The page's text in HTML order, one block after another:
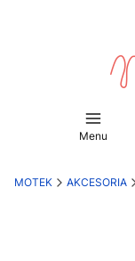
Menu
MOTEK AKCESORIA